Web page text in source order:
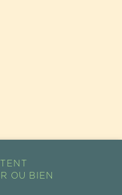
OU BIEN